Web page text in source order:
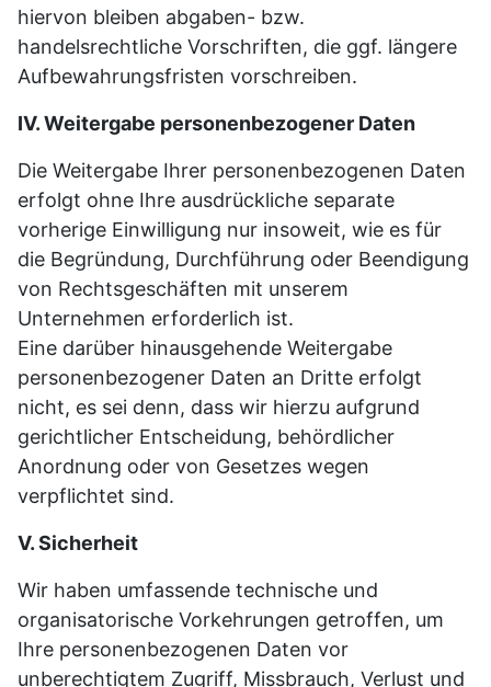
hiervon bleiben abgaben- bzw.
handelsrechtliche Vorschriften, die ggf. längere
Aufbewahrungsfristen vorschreiben.
IV. Weitergabe personenbezogener Daten
Die Weitergabe Ihrer personenbezogenen Daten
erfolgt ohne Ihre ausdrückliche separate
vorherige Einwilligung nur insoweit, wie es für
die Begründung, Durchführung oder Beendigung
von Rechtsgeschäften mit unserem
Unternehmen erforderlich ist.
Eine darüber hinausgehende Weitergabe
personenbezogener Daten an Dritte erfolgt
nicht, es sei denn, dass wir hierzu aufgrund
gerichtlicher Entscheidung, behördlicher
Anordnung oder von Gesetzes wegen
verpflichtet sind.
V. Sicherheit
Wir haben umfassende technische und
organisatorische Vorkehrungen getroffen, um
Ihre personenbezogenen Daten vor
unberechtigtem Zugriff, Missbrauch, Verlust und